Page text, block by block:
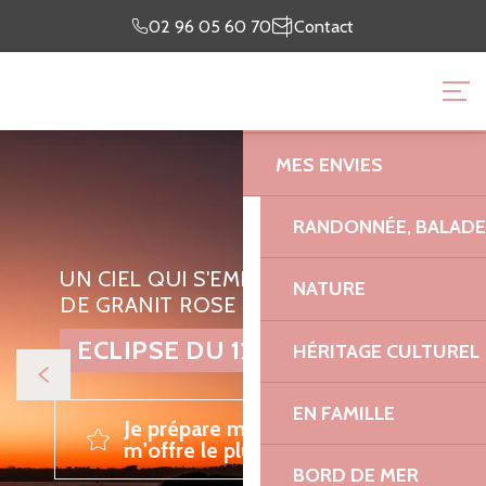
02 96 05 60 70 Contact
mon séjour
place
OFFICE DE TOURISME
MES ENVIES
RANDONNÉE,
NATURE
HÉRITAGE CULTUREL
EN FAMILLE
BORD DE MER
UN CIEL QUI S'EMBRASE SUR LA CÔTE
DE GRANIT ROSE
ECLIPSE DU 12 AOÛT 2026
Je prépare ma soirée éclipse et
m'offre le plus beau point de vue